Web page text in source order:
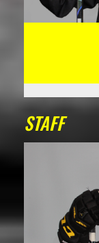
STAFF